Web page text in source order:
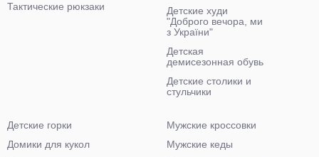
Тактические рюкзаки
Детские худи
"Доброго вечора, ми
з України"
Детская
демисезонная обувь
Детские столики и
стульчики
Детские горки
Домики для кукол
Мужские кроссовки
Мужские кеды